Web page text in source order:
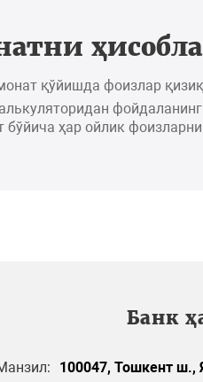
қўйишда фоизлар
бўйича ҳар ойлик
Банк
100047, Тошкент ш.,